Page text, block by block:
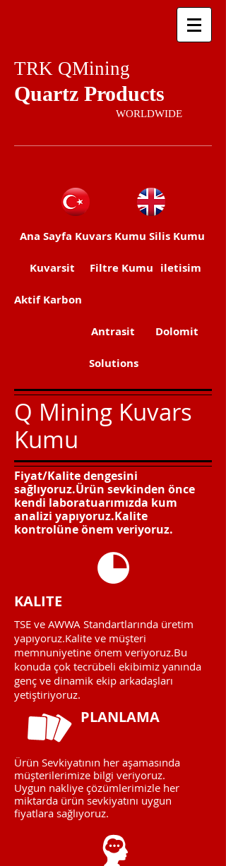
TRK QMining
Quartz Products
WORLDWIDE
Ana Sayfa Kuvars Kumu Silis Kumu
Kuvarsit Filtre Kumu iletisim
Aktif Karbon
Antrasit Dolomit
Solutions
Q Mining Kuvars
Kumu
Fiyat/Kalite dengesini
sağlıyoruz.Ürün sevkinden önce
kendi laboratuarımızda kum
analizi yapıyoruz.Kalite
kontrolüne önem veriyoruz.
KALITE
TSE ve AWWA Standartlarında üretim
yapıyoruz.Kalite ve müşteri
memnuniyetine önem veriyoruz.Bu
konuda çok tecrübeli ekibimiz yanında
genç ve dinamik ekip arkadaşları
yetiştiriyoruz.
PLANLAMA
Ürün Sevkiyatının her aşamasında
müşterilerimize bilgi veriyoruz.
Uygun nakliye çözümlerimizle her
miktarda ürün sevkiyatını uygun
fiyatlara sağlıyoruz.